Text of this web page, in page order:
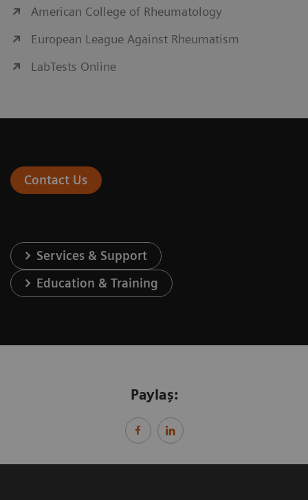
American College of Rheumatology
European League Against Rheumatism
LabTests Online
Contact Us
Services & Support
Education & Training
Paylaş: